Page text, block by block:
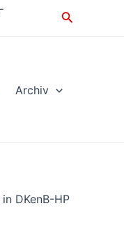
Suche
Archiv
DKenB-HP